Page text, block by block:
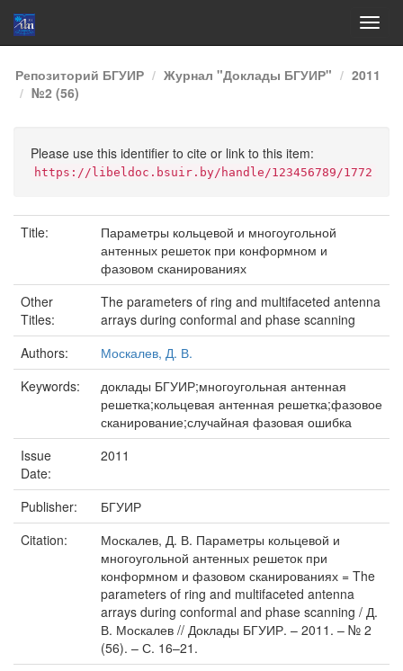
Skip
navigation
Репозиторий БГУИР Журнал "Доклады БГУИР"
2011
№2 (56)
Please use this identifier to cite or link to this item:
https://libeldoc.bsuir.by/handle/123456789/1772
Title:
Параметры кольцевой и многоугольной
антенных решеток при конформном и
фазовом сканированиях
Other
Titles:
The parameters of ring and multifaceted antenna
arrays during conformal and phase scanning
Authors:
Москалев, Д. В.
Keywords:
доклады БГУИР;многоугольная антенная
решетка;кольцевая антенная решетка;фазовое
сканирование;случайная фазовая ошибка
Issue
Date:
2011
Publisher:
БГУИР
Citation:
Москалев, Д. В. Параметры кольцевой и
многоугольной антенных решеток при
конформном и фазовом сканированиях = The
parameters of ring and multifaceted antenna
arrays during conformal and phase scanning / Д.
В. Москалев // Доклады БГУИР. – 2011. – № 2
(56). – С. 16–21.